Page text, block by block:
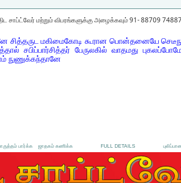
சாப்ட்வேர் மற்றும் விபரங்களுக்கு அழைக்கவும் 91- 88709
மகிமைகோடி கூரான பொன்தனையே
சபிப்பார்சித்தர் பேருலகில் வாதமது
நுணுக்கந்தானே
பார்க்க ஜாதகம் கணிக்க FULL DETAILS